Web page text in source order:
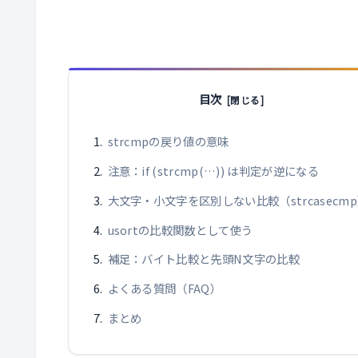
目次
strcmpの戻り値の意味
注意：if (strcmp(…)) は判定が逆になる
大文字・小文字を区別しない比較（
usortの比較関数として使う
補足：バイト比較と先頭N文字の比較
よくある質問（FAQ）
まとめ